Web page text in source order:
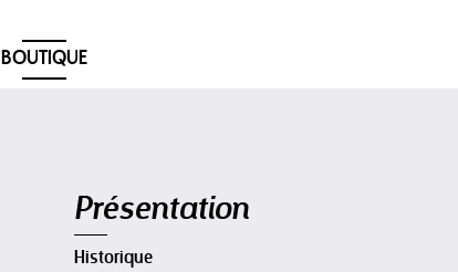
BOUTIQUE
Présentation
Historique